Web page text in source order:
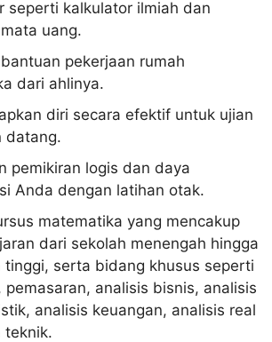
seperti kalkulator ilmiah dan
uang.
pekerjaan rumah
dari ahlinya.
diri secara efektif untuk ujian
datang.
pemikiran logis dan daya
Anda dengan latihan otak.
matematika yang mencakup
dari sekolah menengah hingga
tinggi, serta bidang khusus seperti
pemasaran, analisis bisnis, analisis
analisis keuangan, analisis real
teknik.